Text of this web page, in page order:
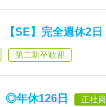
SE】完全週休2日
第二新卒歓迎
◎年休126日 正社員